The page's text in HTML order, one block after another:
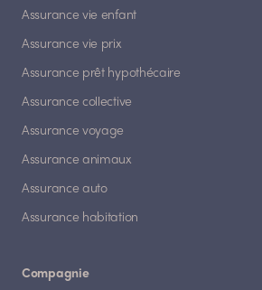
Assurance vie enfant
Assurance vie prix
Assurance prêt hypothécaire
Assurance collective
Assurance voyage
Assurance animaux
Assurance auto
Assurance habitation
Compagnie